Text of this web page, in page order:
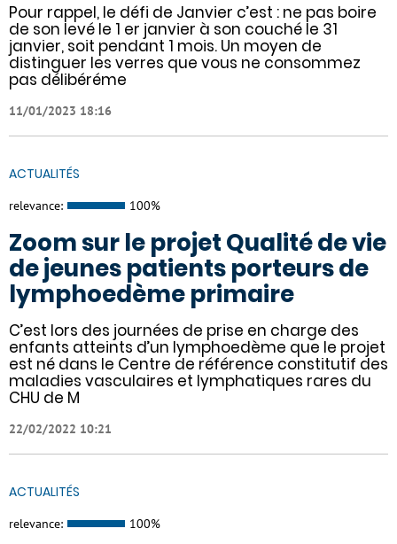
Pour rappel, le défi de Janvier c’est : ne pas boire
de son levé le 1 er janvier à son couché le 31
janvier, soit pendant 1 mois. Un moyen de
distinguer les verres que vous ne consommez
pas délibéréme
11/01/2023 18:16
ACTUALITÉS
relevance: 100%
Zoom sur le projet Qualité de vie
de jeunes patients porteurs de
lymphoedème primaire
C’est lors des journées de prise en charge des
enfants atteints d’un lymphoedème que le projet
est né dans le Centre de référence constitutif des
maladies vasculaires et lymphatiques rares du
CHU de M
22/02/2022 10:21
ACTUALITÉS
relevance: 100%